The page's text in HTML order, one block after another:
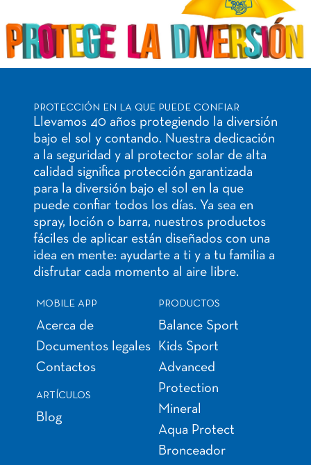
PROTECCIÓN EN LA QUE PUEDE CONFIAR
Llevamos 40 años protegiendo la diversión
bajo el sol y contando. Nuestra dedicación
a la seguridad y al protector solar de alta
calidad significa protección garantizada
para la diversión bajo el sol en la que
puede confiar todos los días. Ya sea en
spray, loción o barra, nuestros productos
fáciles de aplicar están diseñados con una
idea en mente: ayudarte a ti y a tu familia a
disfrutar cada momento al aire libre.
MOBILE APP
Acerca de
Documentos legales
Contactos
ARTÍCULOS
Blog
PRODUCTOS
Balance Sport
Kids Sport
Advanced
Protection
Mineral
Aqua Protect
Bronceador